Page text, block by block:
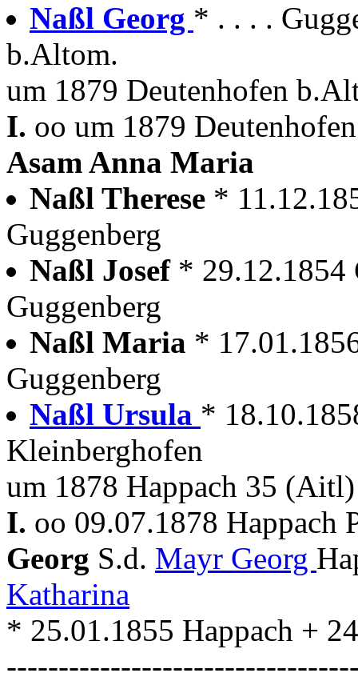
Naßl Georg * . . . .
b.Altom.
um 1879 Deutenhofen
I. oo um 1879
Asam Anna Maria
Naßl Therese *
Guggenberg
Naßl Josef * 29.12.1854
Guggenberg
Naßl Maria *
Guggenberg
Naßl Ursula *
Kleinberghofen
um 1878 Happach 35 (Aitl)
I. oo 09.07.1878
Georg S.d. Mayr Georg
Katharina
* 25.01.1855 Happach +